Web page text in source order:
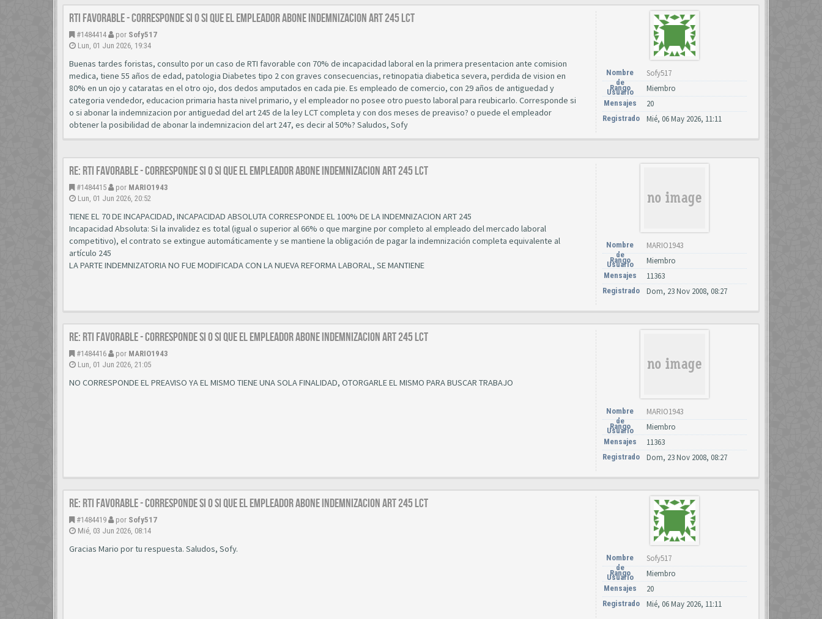
RTI favorable - corresponde si o si que el empleador abone indemnizacion art 245 LCT
#1484414 por Sofy517
Lun, 01 Jun 2026, 19:34
Buenas tardes foristas, consulto por un caso de RTI favorable con 70% de incapacidad laboral en la primera presentacion ante comision
medica, tiene 55 años de edad, patologia Diabetes tipo 2 con graves consecuencias, retinopatia diabetica severa, perdida de vision en
80% en un ojo y cataratas en el otro ojo, dos dedos amputados en cada pie. Es empleado de comercio, con 29 años de antiguedad y
categoria vendedor, educacion primaria hasta nivel primario, y el empleador no posee otro puesto laboral para reubicarlo. Corresponde si
o si abonar la indemnizacion por antiguedad del art 245 de la ley LCT completa y con dos meses de preaviso? o puede el empleador
obtener la posibilidad de abonar la indemnizacion del art 247, es decir al 50%? Saludos, Sofy
Nombre
de
Usuario
Sofy517
Rango Miembro
Mensajes 20
Registrado Mié, 06 May 2026, 11:11
Re: RTI favorable - corresponde si o si que el empleador abone indemnizacion art 245 LCT
#1484415 por MARIO1943
Lun, 01 Jun 2026, 20:52
TIENE EL 70 DE INCAPACIDAD, INCAPACIDAD ABSOLUTA CORRESPONDE EL 100% DE LA INDEMNIZACION ART 245
Incapacidad Absoluta: Si la invalidez es total (igual o superior al 66% o que margine por completo al empleado del mercado laboral
competitivo), el contrato se extingue automáticamente y se mantiene la obligación de pagar la indemnización completa equivalente al
artículo 245
LA PARTE INDEMNIZATORIA NO FUE MODIFICADA CON LA NUEVA REFORMA LABORAL, SE MANTIENE
Nombre
de
Usuario
MARIO1943
Rango Miembro
Mensajes 11363
Registrado Dom, 23 Nov 2008, 08:27
Re: RTI favorable - corresponde si o si que el empleador abone indemnizacion art 245 LCT
#1484416 por MARIO1943
Lun, 01 Jun 2026, 21:05
NO CORRESPONDE EL PREAVISO YA EL MISMO TIENE UNA SOLA FINALIDAD, OTORGARLE EL MISMO PARA BUSCAR TRABAJO
Nombre
de
Usuario
MARIO1943
Rango Miembro
Mensajes 11363
Registrado Dom, 23 Nov 2008, 08:27
Re: RTI favorable - corresponde si o si que el empleador abone indemnizacion art 245 LCT
#1484419 por Sofy517
Mié, 03 Jun 2026, 08:14
Gracias Mario por tu respuesta. Saludos, Sofy.
Nombre
de
Usuario
Sofy517
Rango Miembro
Mensajes 20
Registrado Mié, 06 May 2026, 11:11